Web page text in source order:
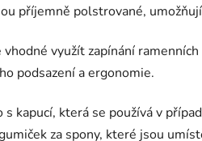
příjemně polstrované,
využítzapínání
podsazení a ergonomie.
s kapucí, která se používá v
za spony, které jsou